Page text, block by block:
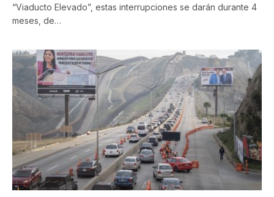
“Viaducto Elevado”, estas interrupciones se darán durante 4
meses, de…